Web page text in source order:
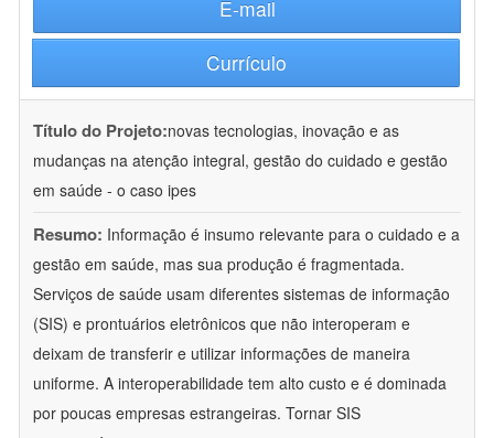
E-mail
Currículo
Título do Projeto:novas tecnologias, inovação e as
mudanças na atenção integral, gestão do cuidado e gestão
em saúde - o caso ipes
Resumo: Informação é insumo relevante para o cuidado e a
gestão em saúde, mas sua produção é fragmentada.
Serviços de saúde usam diferentes sistemas de informação
(SIS) e prontuários eletrônicos que não interoperam e
deixam de transferir e utilizar informações de maneira
uniforme. A interoperabilidade tem alto custo e é dominada
por poucas empresas estrangeiras. Tornar SIS